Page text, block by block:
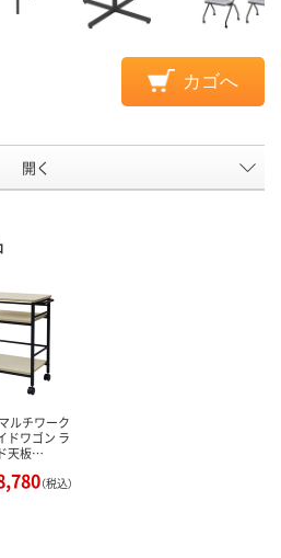
カゴへ
開く
ルチワーク
ドワゴン ラ
天板…
（税込）